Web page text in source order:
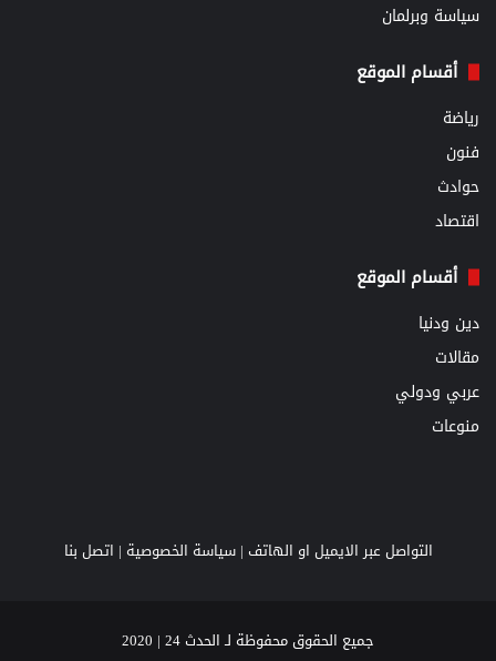
سياسة وبرلمان
أقسام الموقع
رياضة
فنون
حوادث
اقتصاد
أقسام الموقع
دين ودنيا
مقالات
عربي ودولي
منوعات
التواصل عبر الايميل او الهاتف |سياسة الخصوصية | اتصل بنا
جميع الحقوق محفوظة لـ الحدث 24 | 2020